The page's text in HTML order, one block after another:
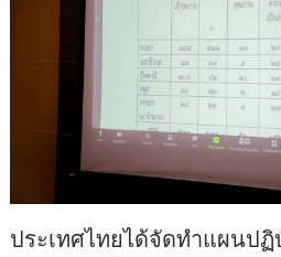
ประเทศไทยได้จัดทำแผนป